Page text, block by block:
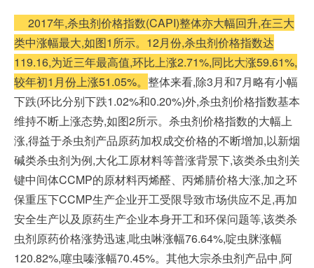
2017年,杀虫剂价格指数(CAPI)整体亦大幅回升,在三大
类中涨幅最大,如图1所示。 12月份,杀虫剂价格指数达
119.16,为近三年最高值,环比上涨2.71%,同比大涨59.61%,
较年初1月份上涨51.05%。 整体来看,除3月和7月略有小幅
下跌(环比分别下跌1.02%和0.20%)外,杀虫剂价格指数基本
维持不断上涨态势,如图2所示。杀虫剂价格指数的大幅上
涨,得益于杀虫剂产品原药加权成交价格的不断增加,以新烟
碱类杀虫剂为例,大化工原材料等普涨背景下,该类杀虫剂关
键中间体CCMP的原材料丙烯醛、丙烯腈价格大涨,加之环
保重压下CCMP生产企业开工受限导致市场供应不足,再加
安全生产以及原药生产企业本身开工和环保问题等,该类杀
虫剂原药价格涨势迅速,吡虫啉涨幅76.64%,啶虫脒涨幅
120.82%,噻虫嗪涨幅70.45%。其他大宗杀虫剂产品中,阿